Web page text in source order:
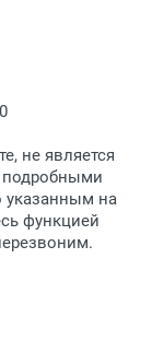
на пункте
счет.
корпус 1,
35.
в пункт
с
себе
течение 3
на
хранение
не является
указанным на
функцией